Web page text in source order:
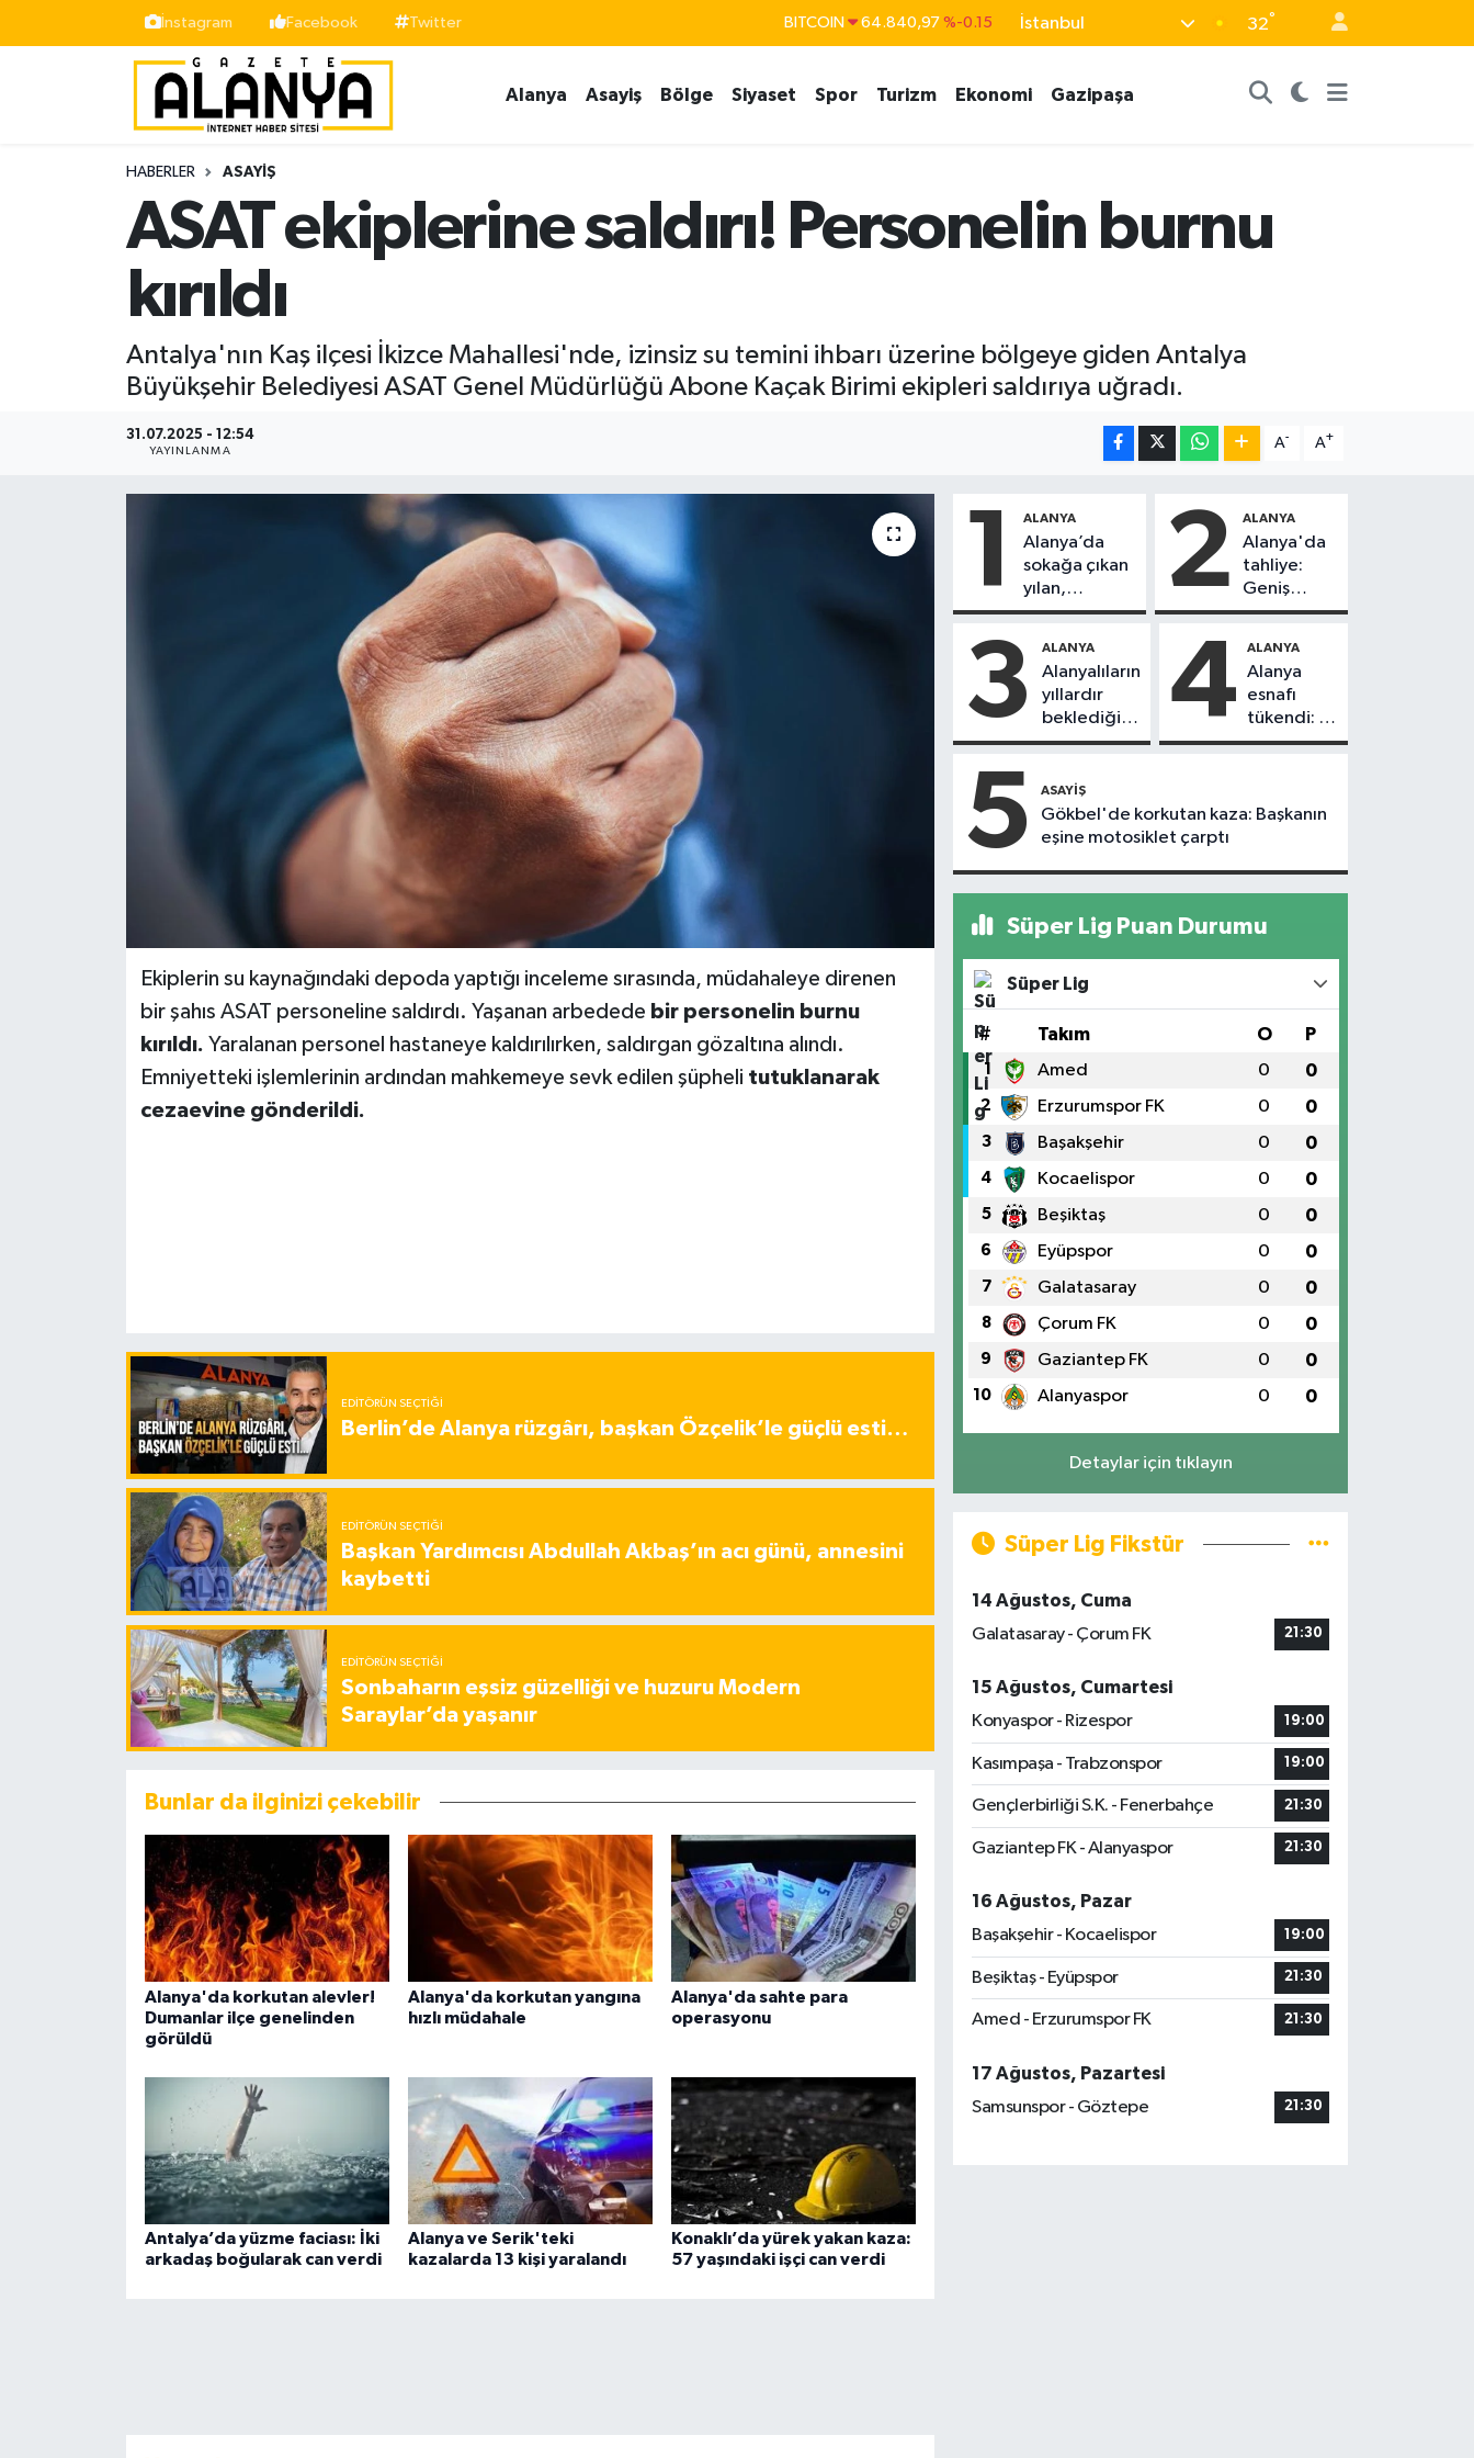
İnstagram Facebook Twitter BITCOIN 64.840,97 %-0.15
EURO 55,2510 %0.32
BİST100 13.779 %-14
İstanbul 32°
Alanya Asayiş Bölge Siyaset Spor Turizm Ekonomi Gazipaşa
HABERLER ASAYIŞ
ASAT ekiplerine saldırı! Personelin burnu
kırıldı
Antalya'nın Kaş ilçesi İkizce Mahallesi'nde, izinsiz su temini ihbarı üzerine bölgeye giden Antalya
Büyükşehir Belediyesi ASAT Genel Müdürlüğü Abone Kaçak Birimi ekipleri saldırıya uğradı.
31.07.2025 - 12:54
YAYINLANMA
A- A+
Ekiplerin su kaynağındaki depoda yaptığı inceleme sırasında, müdahaleye direnen
bir şahıs ASAT personeline saldırdı. Yaşanan arbedede bir personelin burnu
kırıldı. Yaralanan personel hastaneye kaldırılırken, saldırgan gözaltına alındı.
Emniyetteki işlemlerinin ardından mahkemeye sevk edilen şüpheli tutuklanarak
cezaevine gönderildi.
EDITÖRÜN SEÇTIĞI
Berlin’de Alanya rüzgârı, başkan Özçelik’le güçlü esti…
EDITÖRÜN SEÇTIĞI
Başkan Yardımcısı Abdullah Akbaş’ın acı günü, annesini
kaybetti
EDITÖRÜN SEÇTIĞI
Sonbaharın eşsiz güzelliği ve huzuru Modern
Saraylar’da yaşanır
Bunlar da ilginizi çekebilir
Alanya'da korkutan alevler!
Dumanlar ilçe genelinden
görüldü
Alanya'da korkutan yangına
hızlı müdahale
Alanya'da sahte para
operasyonu
Antalya’da yüzme faciası: İki
arkadaş boğularak can verdi
Alanya ve Serik'teki
kazalarda 13 kişi yaralandı
Konaklı’da yürek yakan kaza:
57 yaşındaki işçi can verdi
1 ALANYA
Alanya’da
sokağa çıkan
yılan,
vatandaşı
2 ALANYA
Alanya'da
tahliye:
Geniş
güvenlik
alındı
3 ALANYA
Alanyalıların
yıllardır
beklediği
yol askıdan
4 ALANYA
Alanya
esnafı
tükendi: 1
ayda 150
5 ASAYIŞ
Gökbel'de korkutan kaza: Başkanın
eşine motosiklet çarptı
Süper Lig Puan Durumu
Süper Lig
# Takım O P
1 Amed 0 0
2 Erzurumspor FK 0 0
3 Başakşehir 0 0
4 Kocaelispor 0 0
5 Beşiktaş 0 0
6 Eyüpspor 0 0
7 Galatasaray 0 0
8 Çorum FK 0 0
9 Gaziantep FK 0 0
10 Alanyaspor 0 0
Detaylar için tıklayın
Süper Lig Fikstür
14 Ağustos, Cuma
Galatasaray - Çorum FK
21:30
15 Ağustos, Cumartesi
Konyaspor - Rizespor
19:00
Kasımpaşa - Trabzonspor 19:00
Gençlerbirliği S.K. - Fenerbahçe 21:30
Gaziantep FK - Alanyaspor 21:30
16 Ağustos, Pazar
Başakşehir - Kocaelispor
19:00
Beşiktaş - Eyüpspor 21:30
Amed - Erzurumspor FK 21:30
17 Ağustos, Pazartesi
Samsunspor - Göztepe
21:30
Siyaset
İstanbul Nöbetçi Eczaneler
İstanbul Hava Durumu
Süper Lig Puan Durumu ve Fikstür
Tüm Manşetler
Son Dakika Haberleri